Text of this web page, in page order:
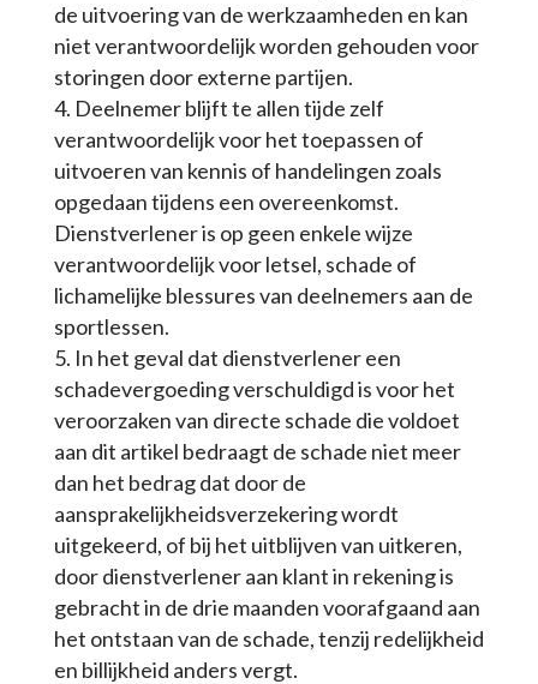
de uitvoering van de werkzaamheden en kan
niet verantwoordelijk worden gehouden voor
storingen door externe partijen.
Deelnemer blijft te allen tijde zelf
verantwoordelijk voor het toepassen of
uitvoeren van kennis of handelingen zoals
opgedaan tijdens een overeenkomst.
Dienstverlener is op geen enkele wijze
verantwoordelijk voor letsel, schade of
lichamelijke blessures van deelnemers aan de
sportlessen.
In het geval dat dienstverlener een
schadevergoeding verschuldigd is voor het
veroorzaken van directe schade die voldoet
aan dit artikel bedraagt de schade niet meer
dan het bedrag dat door de
aansprakelijkheidsverzekering wordt
uitgekeerd, of bij het uitblijven van uitkeren,
door dienstverlener aan klant in rekening is
gebracht in de drie maanden voorafgaand aan
het ontstaan van de schade, tenzij redelijkheid
en billijkheid anders vergt.